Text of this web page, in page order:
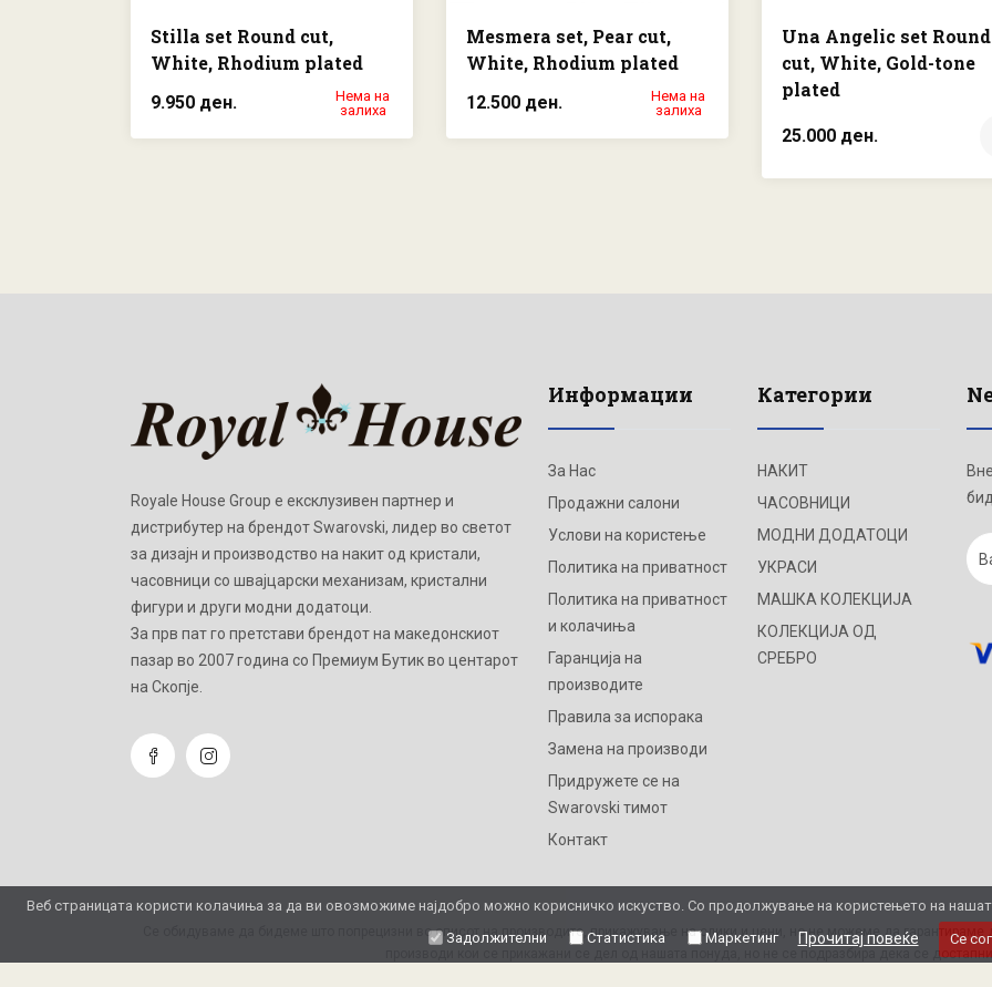
Stilla set Round cut,
White, Rhodium plated
9.950 ден.
Нема на
залиха
Mesmera set, Pear cut,
White, Rhodium plated
12.500 ден.
Нема на
залиха
Una Angelic set Round
cut, White, Gold-tone
plated
25.000 ден.
Веб страницата користи колачиња за да ви овозможиме најдобро можно корисничко искуство. Со продолжување на користењето на
Задолжителни
Статистика Маркетинг Прочитај повеќе Се
Royale House Group е ексклузивен партнер и
дистрибутер на брендот Swarovski, лидер во светот
за дизајн и производство на накит од кристали,
часовници со швајцарски механизам, кристални
фигури и други модни додатоци.
Зa прв пат го претстави брендот на македонскиот
пазар во 2007 година со Премиум Бутик во центарот
на Скопје.
Информации
За Нас
Продажни салони
Услови на користење
Политика на приватност
Политика на приватност
и колачиња
Гаранција на
производите
Правила за испорака
Замена на производи
Придружете се на
Swarovski тимот
Контакт
Категории
НАКИТ
ЧАСОВНИЦИ
МОДНИ ДОДАТОЦИ
УКРАСИ
МАШКА КОЛЕКЦИЈА
КОЛЕКЦИЈА ОД
СРЕБРО
Се обидуваме да бидеме што попрецизни во описот на производите, прикажување на слики и цени, но не можеме да
производи кои се прикажани се дел од нашата понуда, но не се подразбира дека се